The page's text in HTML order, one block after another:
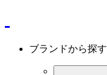
ブランドから探す